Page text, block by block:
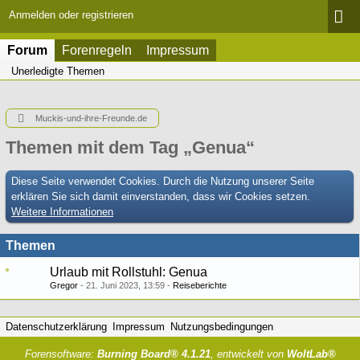
Anmelden oder registrieren
Forum Forenregeln Impressum
Unerledigte Themen
Muckis-und-ihre-Freunde.de
Themen mit dem Tag „Genua“
Diese Seite verwendet Cookies. Durch die Nutzung unserer Seite
erklären Sie sich damit einverstanden, dass wir Cookies setzen.
Weitere Informationen
Themen
Urlaub mit Rollstuhl: Genua
Gregor 21. Juni 2023, 13:59 Reiseberichte
Datenschutzerklärung Impressum Nutzungsbedingungen
Forensoftware: Burning Board® 4.1.21, entwickelt von WoltLab®